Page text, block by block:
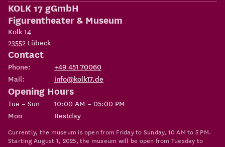
KOLK 17 gGmbH
Figurentheater & Museum
Kolk 14
23552 Lübeck
Contact
Phone:
+49 451 70060
Mail:
info@kolk17.de
Opening Hours
Tue – Sun
10:00 AM – 05:00 PM
Mon
Restday
Currently, the museum is open from Friday to Sunday, 10 AM to 5 PM.
Starting August 1, 2025, the museum will be open from Tuesday to